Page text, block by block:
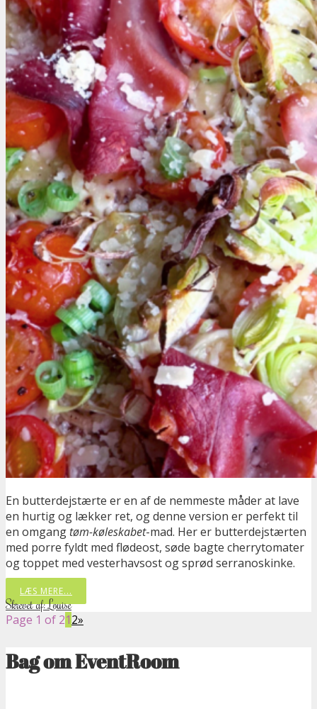
En butterdejstærte er en af de nemmeste måder at lave
en hurtig og lækker ret, og denne version er perfekt til
en omgang tøm-køleskabet-mad. Her er butterdejstærten
med porre fyldt med flødeost, søde bagte cherrytomater
og toppet med vesterhavsost og sprød serranoskinke.
LÆS MERE...
Skrevet af: Louise
Page 1 of 212»
Bag om EventRoom